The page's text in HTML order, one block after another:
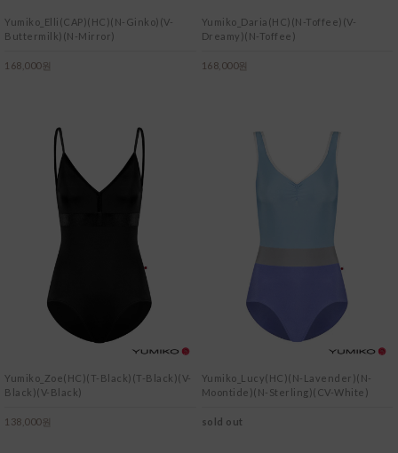
Yumiko_Elli(CAP)(HC)(N-Ginko)(V-
Buttermilk)(N-Mirror)
168,000원
Yumiko_Daria(HC)(N-Toffee)(V-
Dreamy)(N-Toffee)
168,000원
Yumiko_Zoe(HC)(T-Black)(T-Black)(V-
Black)(V-Black)
138,000원
Yumiko_Lucy(HC)(N-Lavender)(N-
Moontide)(N-Sterling)(CV-White)
sold out